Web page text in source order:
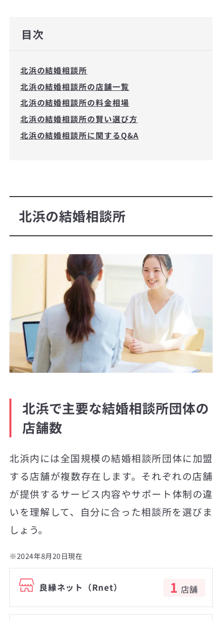
目次
北浜の結婚相談所
北浜の結婚相談所の店舗一覧
北浜の結婚相談所の料金相場
北浜の結婚相談所の賢い選び方
北浜の結婚相談所に関するQ&A
北浜の結婚相談所
北浜で主要な結婚相談所団体の
店舗数
北浜内には全国規模の結婚相談所団体に加盟
する店舗が複数存在します。それぞれの店舗
が提供するサービス内容やサポート体制の違
いを理解して、自分に合った相談所を選びま
しょう。
※2024年8月20日現在
良縁ネット（Rnet） 1 店舗